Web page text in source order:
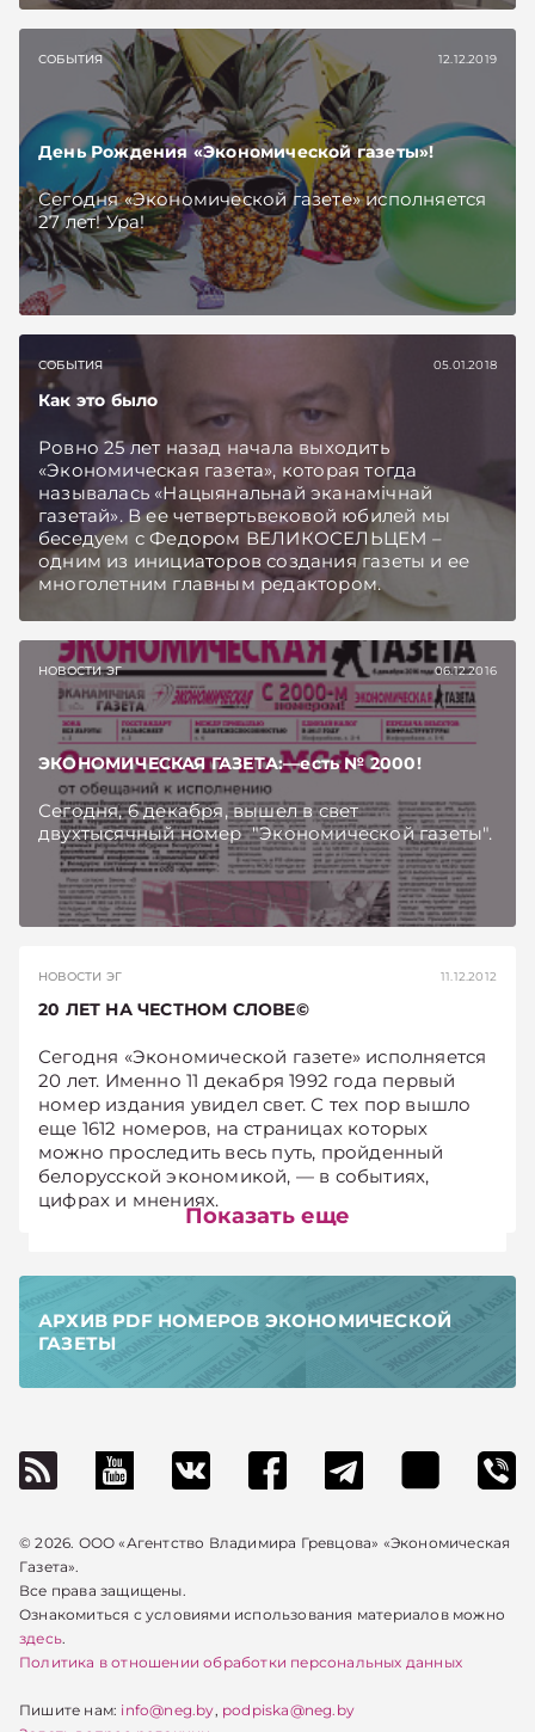
СОБЫТИЯ 12.12.2019
День Рождения «Экономической газеты»!
Сегодня «Экономической газете» исполняется
27 лет! Ура!
СОБЫТИЯ 05.01.2018
Как это было
Ровно 25 лет назад начала выходить
«Экономическая газета», которая тогда
называлась «Нацыянальнай эканамiчнай
газетай». В ее чет­вертьвековой юбилей мы
беседуем с Федором ВЕЛИКОСЕЛЬЦЕМ –
одним из инициаторов создания газеты и ее
многолетним главным редактором.
НОВОСТИ ЭГ 06.12.2016
ЭКОНОМИЧЕСКАЯ ГАЗЕТА:—есть № 2000!
Сегодня, 6 декабря, вышел в свет
двухтысячный номер "Экономической газеты".
НОВОСТИ ЭГ 11.12.2012
20 ЛЕТ НА ЧЕСТНОМ СЛОВЕ©
Сегодня «Экономической газете» исполняется
20 лет. Именно 11 декабря 1992 года первый
номер издания увидел свет. С тех пор вышло
еще 1612 номеров, на страницах которых
можно проследить весь путь, пройденный
белорусской экономикой, — в событиях,
цифрах и мнениях.
Показать еще
АРХИВ PDF НОМЕРОВ ЭКОНОМИЧЕСКОЙ
ГАЗЕТЫ
© 2026. ООО «Агентство Владимира Гревцова» «Экономическая
Газета».
Все права защищены.
Ознакомиться с условиями использования материалов можно
здесь.
Политика в отношении обработки персональных данных
Пишите нам: info@neg.by, podpiska@neg.by